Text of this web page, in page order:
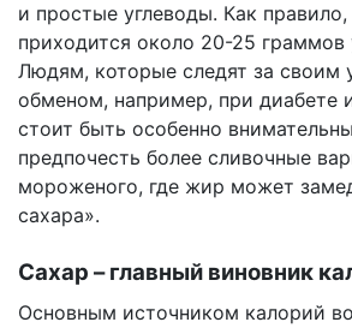
и простые углеводы. Как
приходится около 20-25 граммов
Людям, которые следят за своим
обменом, например, при диабете
стоит быть особенно
предпочесть более сливочные
мороженого, где жир может
сахара».
Сахар – главный виновник
Основным источником калорий